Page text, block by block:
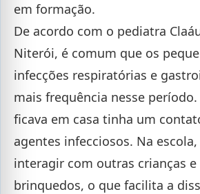
em formação.
De acordo com o pediatra
Niterói, é comum que os
infecções respiratórias e
mais frequência nesse período.
ficava em casa tinha um
agentes infecciosos. Na escola,
interagir com outras crianças
brinquedos, o que facilita a